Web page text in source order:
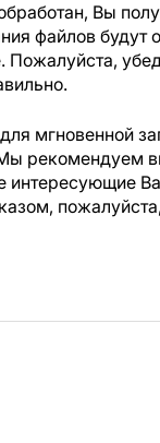
Вы
файлов будут
Пожалуйста,
мгновенной
рекомендуем
интересующие